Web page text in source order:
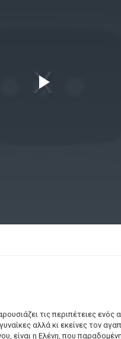
τις περιπέτειες ενός
αλλά κι εκείνες τον
είναι η Ελένη, που